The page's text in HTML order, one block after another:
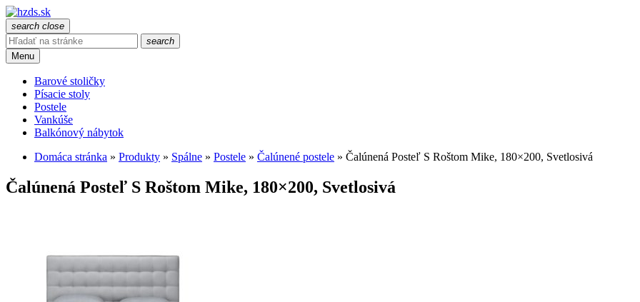
search close
search
Menu
Barové stoličky
Písacie stoly
Postele
Vankúše
Balkónový nábytok
Domáca stránka » Produkty » Spálne » Postele » Čalúnené postele » Čalúnená Posteľ S Roštom Mike, 180×200, Svetlosivá
Čalúnená Posteľ S Roštom Mike, 180×200, Svetlosivá